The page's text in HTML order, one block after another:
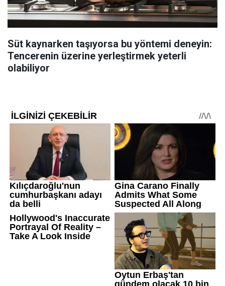
Süt kaynarken taşıyorsa bu yöntemi deneyin:
Tencerenin üzerine yerleştirmek yeterli
olabiliyor